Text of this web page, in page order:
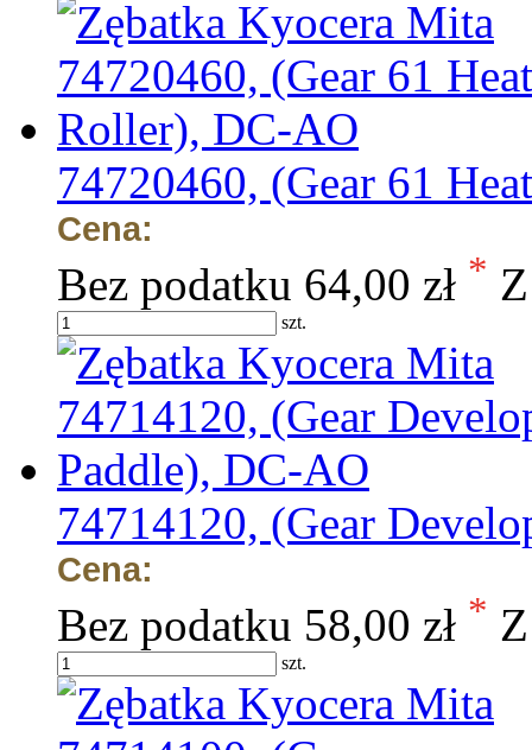
74720460, (Gear 61
Cena:
Bez podatku 64,00 zł *
szt.
74714120, (Gear
Cena:
Bez podatku 58,00 zł *
szt.